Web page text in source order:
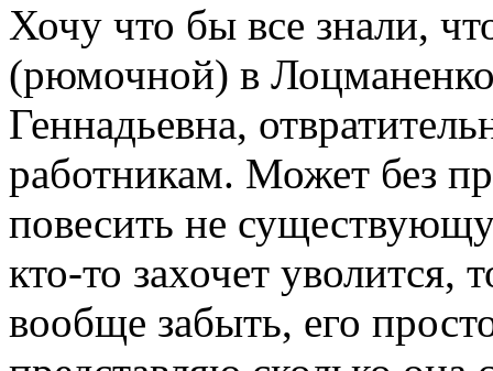
Хочу что бы все знали,
(рюмочной) в
Геннадьевна,
работникам. Может без
повесить не
кто-то захочет уволится,
вообще забыть, его